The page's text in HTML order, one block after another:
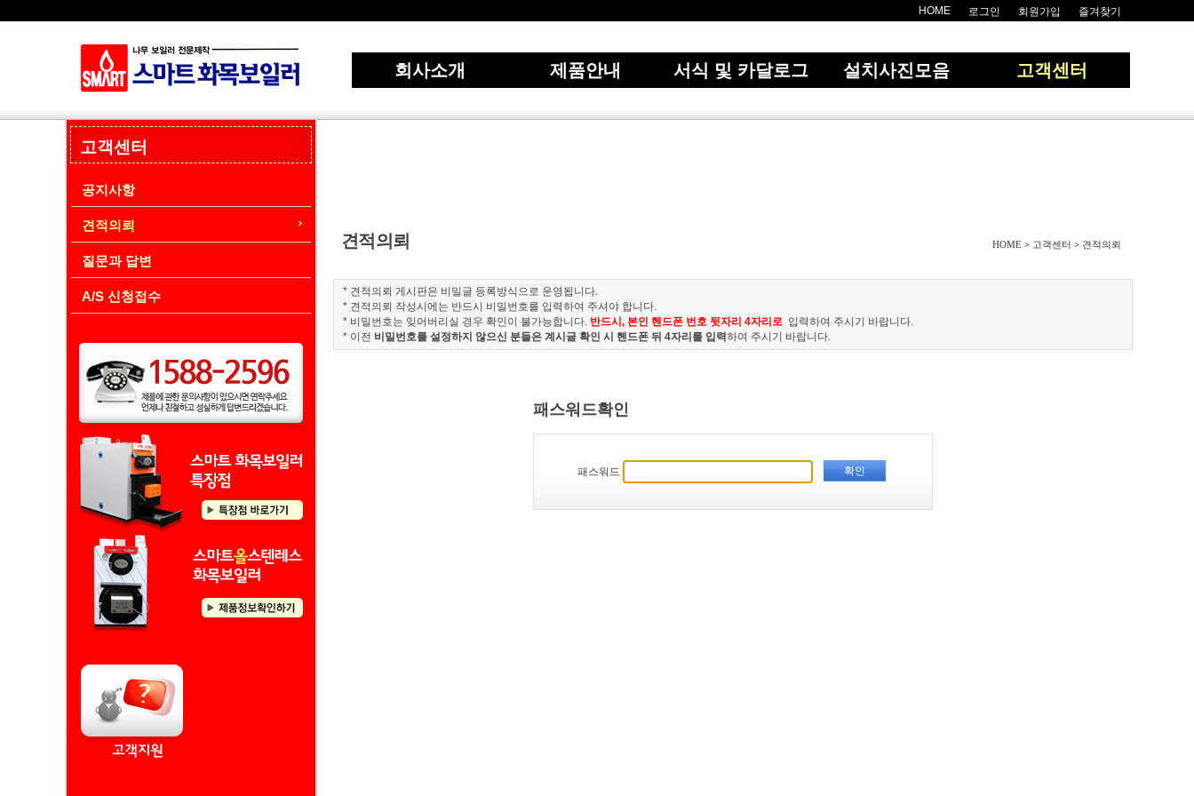
HOME 로그인 회원가입 즐겨찾기
회사소개 제품안내 서식 및 카달로그 설치사진모음 고객센터
고객센터
공지사항
견적의뢰
질문과 답변
A/S 신청접수
견적의뢰 HOME > 고객센터 > 견적의뢰
* 견적의뢰 게시판은 비밀글 등록방식으로 운영됩니다.
* 견적의뢰 작성시에는 반드시 비밀번호를 입력하여 주셔야 합니다.
* 비밀번호는 잊어버리실 경우 확인이 불가능합니다. 반드시, 본인 헨드폰 번호 뒷자리 4자리로 입력하여 주시기 바랍니다.
* 이전 비밀번호를 설정하지 않으신 분들은 계시글 확인 시 헨드폰 뒤 4자리를 입력하여 주시기 바랍니다.
패스워드확인
패스워드